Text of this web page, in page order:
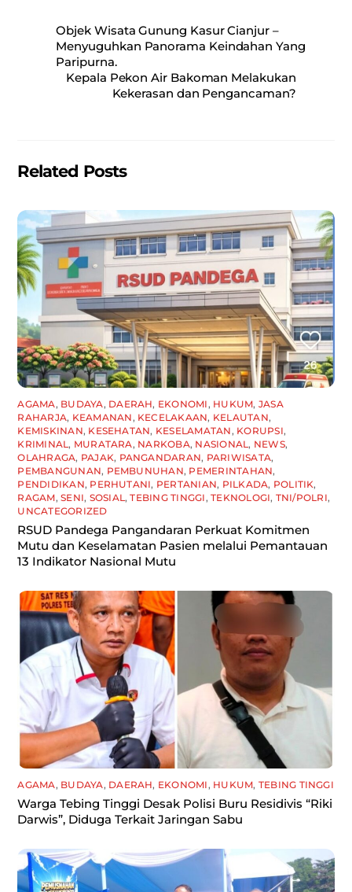
c
e
b
ai
l
at
s
A
p
ar
e
Objek Wisata Gunung Kasur Cianjur –
Menyuguhkan Panorama Keindahan Yang
Paripurna.
Kepala Pekon Air Bakoman Melakukan
Kekerasan dan Pengancaman?
Related Posts
AGAMA, BUDAYA, DAERAH, EKONOMI , HUKUM, JASA
RAHARJA, KEAMANAN , KECELAKAAN, KELAUTAN,
KEMISKINAN, KESEHATAN, KESELAMATAN , KORUPSI,
KRIMINAL , MURATARA, NARKOBA, NASIONAL , NEWS,
OLAHRAGA, PAJAK, PANGANDARAN, PARIWISATA,
PEMBANGUNAN, PEMBUNUHAN, PEMERINTAHAN,
PENDIDIKAN, PERHUTANI, PERTANIAN, PILKADA, POLITIK,
RAGAM,SENI, SOSIAL ,TEBING TINGGI ,TEKNOLOGI, TNI/POLRI,
UNCATEGORIZED
RSUD Pandega Pangandaran Perkuat Komitmen
Mutu dan Keselamatan Pasien melalui Pemantauan
13 Indikator Nasional Mutu
AGAMA, BUDAYA, DAERAH, EKONOMI , HUKUM, TEBING TINGGI
Warga Tebing Tinggi Desak Polisi Buru Residivis “Riki
Darwis”, Diduga Terkait Jaringan Sabu